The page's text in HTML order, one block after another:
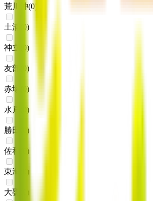
荒川沖(0)
土浦 0)
神立 0)
友部 0)
赤塚 0)
水戸 )
勝田 )
佐和 )
東海 )
大甕